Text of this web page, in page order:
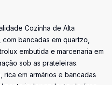
Cozinha de Alta
bancadas em quartzo,
embutida e marcenaria em
sob as prateleiras.
rica em armários e bancadas